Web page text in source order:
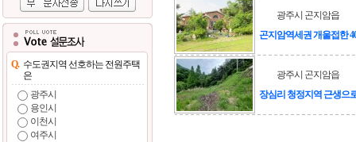
Q. 수도권지역 선호하는 전원주택
은
광주시
용인시
이천시
여주시
광주시 곤지암읍
곤지암역세권 개울접한
광주시 곤지암읍
장심리 청정지역 근생으